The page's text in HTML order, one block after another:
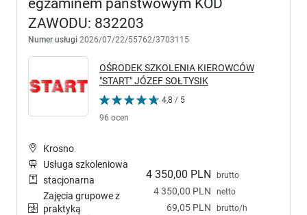
ZAWODU: 832203
Numer usługi 2026/07/22/55762/3703115
OŚRODEK SZKOLENIA KIEROWCÓW
"START" JÓZEF SOŁTYSIK
4,8 / 5
96 ocen
4 350,00 PLN brutto
4 350,00 PLN netto
69,05 PLN brutto/h
Krosno
Usługa szkoleniowa
stacjonarna
Zajęcia grupowe z
praktyką